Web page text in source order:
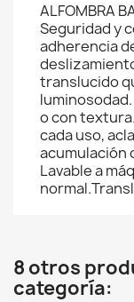
ALFOMBRA
Seguridad y
adherencia
translucido
o con
cada uso,
acumulación
Lavable a
8 otros
categoría: